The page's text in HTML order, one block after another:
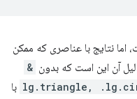
اما نتایج با عناصری که ممکن
آن این است که بدون &
با